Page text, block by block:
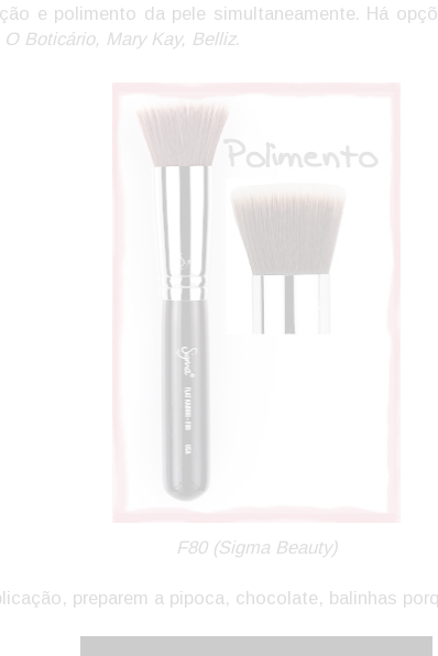
e polimento da pele simultaneamente. Há
O Boticário, Mary Kay, Belliz.
F80 (Sigma Beauty)
preparem a pipoca, chocolate, balinhas